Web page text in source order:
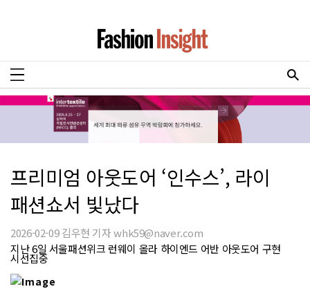
프리미엄 아웃도어 ‘인수스’, 라이
패션쇼서 빛났다
2026-02-09 김우현 기자 whk59@naver.com
지난 6일 서울패션위크 런웨이 올라 하이엔드 어반 아웃도어 구현
시선집중